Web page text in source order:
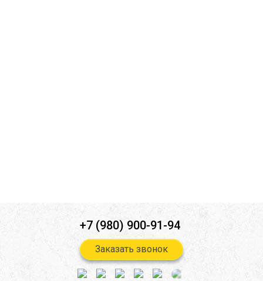
+7 (980) 900-91-94
Заказать звонок